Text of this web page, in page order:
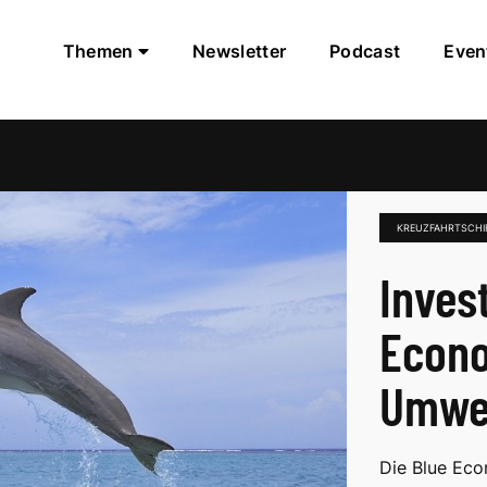
Themen Newsletter Podcast
Die Blue